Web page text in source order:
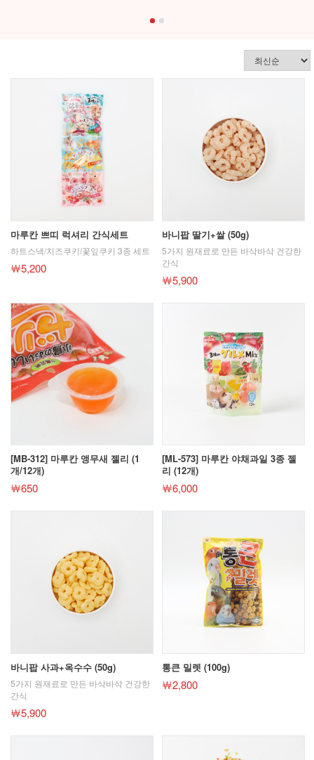
마루칸 쁘띠 럭셔리 간식세트
하트스낵/치즈쿠키/꽃잎쿠키 3종 세트
￦5,200
바니팝 딸기+쌀 (50g)
5가지 원재료로 만든 바삭바삭 건강한
간식
￦5,900
[MB-312] 마루칸 앵무새 젤리 (1
개/12개)
￦650
[ML-573] 마루칸 야채과일 3종 젤
리 (12개)
￦6,000
바니팝 사과+옥수수 (50g)
5가지 원재료로 만든 바삭바삭 건강한
간식
￦5,900
통큰 밀렛 (100g)
￦2,800